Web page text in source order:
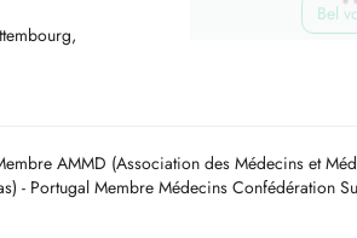
Bel
AMMD (Association des Médecins et
- Portugal Membre Médecins Confédération